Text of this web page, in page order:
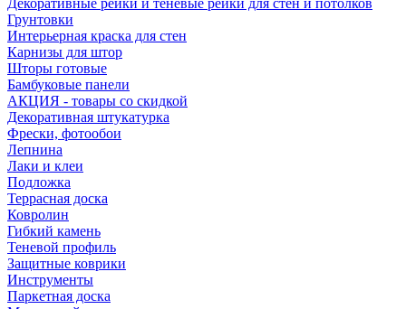
Декоративные рейки и теневые рейки для стен и потолков
Грунтовки
Интерьерная краска для стен
Карнизы для штор
Шторы готовые
Бамбуковые панели
АКЦИЯ - товары со скидкой
Декоративная штукатурка
Фрески, фотообои
Лепнина
Лаки и клеи
Подложка
Террасная доска
Ковролин
Гибкий камень
Теневой профиль
Защитные коврики
Инструменты
Паркетная доска